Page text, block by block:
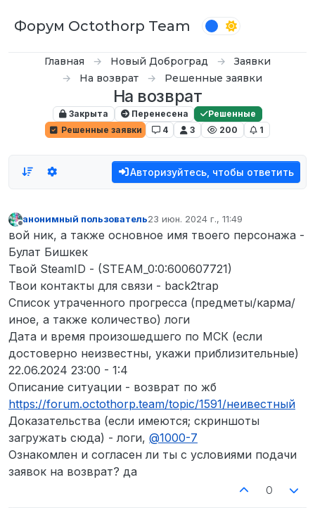
Форум Octothorp Team
Главная Новый Доброград
Заявки
На возврат
Решенные заявки
На возврат
Закрыта Перенесена
Решенные
Решенные заявки
4 3 200 1
Авторизуйтесь, чтобы ответить
Не в сети
анонимный пользователь23 июн. 2024 г., 11:49
отредактировано
вой ник, а также основное имя твоего персонажа -
Булат Бишкек
Твой SteamID - (STEAM_0:0:600607721)
Твои контакты для связи - back2trap
Список утраченного прогресса (предметы/карма/
иное, а также количество) логи
Дата и время произошедшего по МСК (если
достоверно неизвестны, укажи приблизительные)
22.06.2024 23:00 - 1:4
Описание ситуации - возврат по жб
https://forum.octothorp.team/topic/1591/неивестный
Доказательства (если имеются; скриншоты
загружать сюда) - логи, @1000-7
Ознакомлен и согласен ли ты с условиями подачи
заявок на возврат? да
0